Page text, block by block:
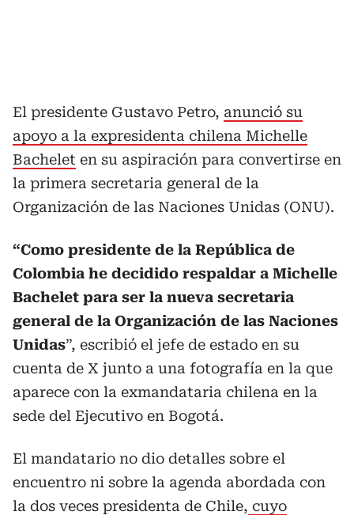
El presidente Gustavo Petro, anunció su
apoyo a la expresidenta chilena Michelle
Bachelet en su aspiración para convertirse en
la primera secretaria general de la
Organización de las Naciones Unidas (ONU).
“Como presidente de la República de
Colombia he decidido respaldar a Michelle
Bachelet para ser la nueva secretaria
general de la Organización de las Naciones
Unidas”, escribió el jefe de estado en su
cuenta de X junto a una fotografía en la que
aparece con la exmandataria chilena en la
sede del Ejecutivo en Bogotá.
El mandatario no dio detalles sobre el
encuentro ni sobre la agenda abordada con
la dos veces presidenta de Chile, cuyo